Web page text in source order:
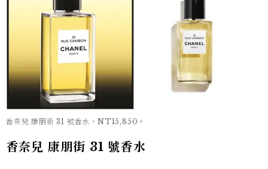
香奈兒 康朋街 31 號香水，NT15,850。
香奈兒 康朋街 31 號香水